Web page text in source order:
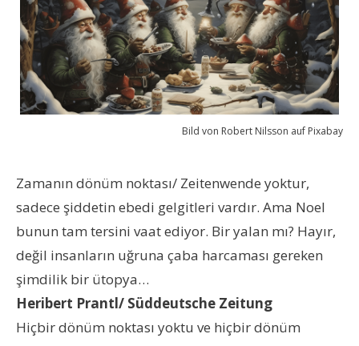
Bild von Robert Nilsson auf Pixabay
Zamanın dönüm noktası/ Zeitenwende yoktur,
sadece şiddetin ebedi gelgitleri vardır. Ama Noel
bunun tam tersini vaat ediyor. Bir yalan mı? Hayır,
değil insanların uğruna çaba harcaması gereken
şimdilik bir ütopya…
Heribert Prantl/ Süddeutsche Zeitung
Hiçbir dönüm noktası yoktu ve hiçbir dönüm